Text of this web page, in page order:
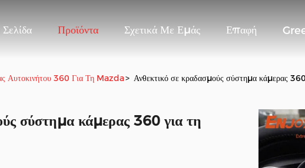
Προϊόντα Σχετικά Με Εμάς Επαφή
Αυτοκινήτου 360 Για Τη Mazda> Ανθεκτικό σε κραδασμούς σύστημα κάμερας
σύστημα κάμερας 360 για τη